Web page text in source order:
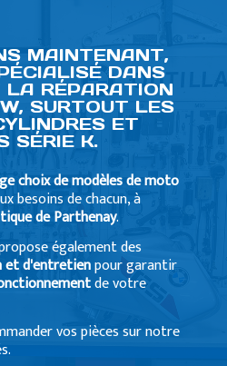
MAINTENANT,
DANS
RÉPARATION
SURTOUT LES
ET
SÉRIE K.
choix de modèles de moto
besoins de chacun, à
de Parthenay.
également des
et d'entretienpour garantir
de votre
vos pièces sur notre